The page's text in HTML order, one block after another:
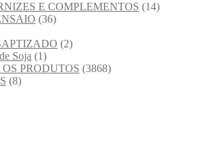
E COMPLEMENTOS (14)
(36)
(2)
Soja (1)
PRODUTOS (3868)
(8)